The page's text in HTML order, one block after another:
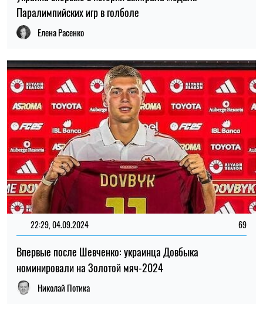
Паралимпийских игр в голболе
Елена Расенко
22:29, 04.09.2024 69
Впервые после Шевченко: украинца Довбыка
номинировали на Золотой мяч-2024
Николай Потика